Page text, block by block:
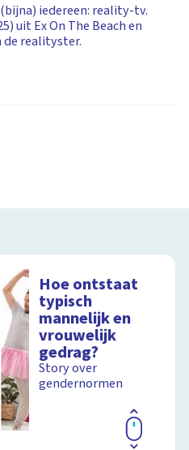
iedereen: reality-tv.
uit Ex On The Beach en
de realityster.
Hoe ontstaat
typisch
mannelijk en
vrouwelijk
gedrag?
Story over
gendernormen